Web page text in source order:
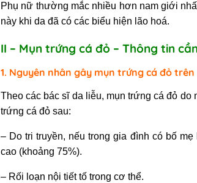
Phụ nữ thường mắc nhiều hơn nam giới
này khi da đã có các biểu hiện lão hoá.
II – Mụn trứng cá đỏ – Thông tin
1. Nguyên nhân gây mụn trứng cá đỏ
Theo các bác sĩ da liễu, mụn trứng cá đỏ do
trứng cá đỏ sau:
– Do tri truyền, nếu trong gia đình có bố
cao (khoảng 75%).
– Rối loạn nội tiết tố trong cơ thể.